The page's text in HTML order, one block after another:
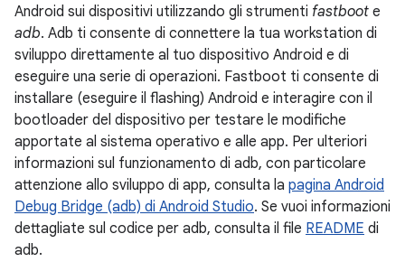
Android sui dispositivi utilizzando gli strumenti fastboot e
adb. Adb ti consente di connettere la tua workstation di
sviluppo direttamente al tuo dispositivo Android e di
eseguire una serie di operazioni. Fastboot ti consente di
installare (eseguire il flashing) Android e interagire con il
bootloader del dispositivo per testare le modifiche
apportate al sistema operativo e alle app. Per ulteriori
informazioni sul funzionamento di adb, con particolare
attenzione allo sviluppo di app, consulta la pagina Android
Debug Bridge (adb) di Android Studio. Se vuoi informazioni
dettagliate sul codice per adb, consulta il file README di
adb.